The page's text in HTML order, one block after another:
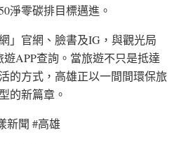
淨零碳排目標邁進。
」官網、臉書及IG，與觀光局
遊APP查詢。當旅遊不只是抵達
的方式，高雄正以一間間環保旅
的新篇章。
新聞 #高雄